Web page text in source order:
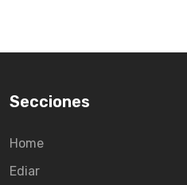
Secciones
Home
Ediar